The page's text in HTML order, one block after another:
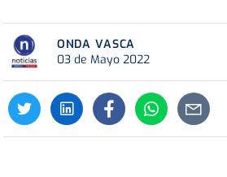
ONDA VASCA
03 de Mayo 2022